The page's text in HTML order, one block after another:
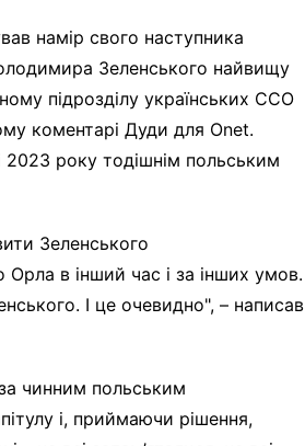
намір свого наступника
Зеленського найвищу
підрозділу українських ССО
коментарі Дуди для Onet.
року тодішнім польським
Зеленського
в інший час і за інших умов.
І це очевидно", – написав
чинним польським
і, приймаючи рішення,